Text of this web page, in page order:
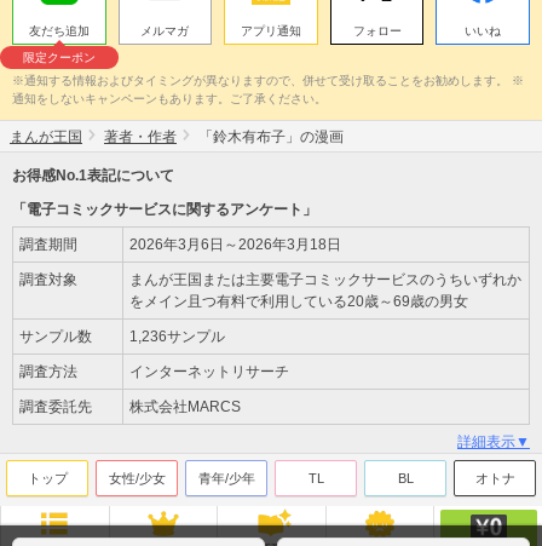
友だち追加
限定クーポン
メルマガ アプリ通知 フォロー いいね
※通知する情報およびタイミングが異なりますので、併せて受け取ることをお勧めします。 ※
通知をしないキャンペーンもあります。ご了承ください。
まんが王国 著者・作者 「鈴木有布子」の漫画
お得感No.1表記について
「電子コミックサービスに関するアンケート」
調査期間 2026年3月6日～2026年3月18日
調査対象
まんが王国または主要電子コミックサービスのうちいずれか
をメイン且つ有料で利用している20歳～69歳の男女
サンプル数 1,236サンプル
調査方法 インターネットリサーチ
調査委託先 株式会社MARCS
詳細表示▼
トップ 女性/少女 青年/少年 TL BL オトナ